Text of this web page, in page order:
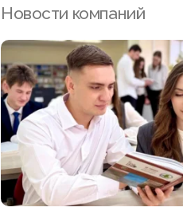
Новости компаний